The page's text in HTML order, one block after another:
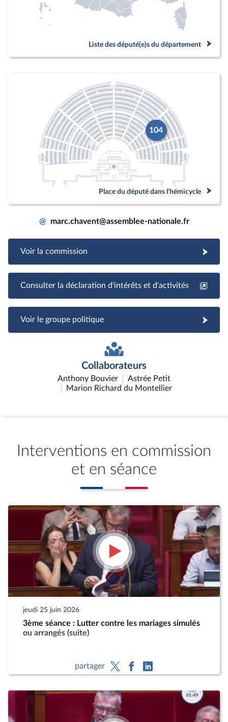
Liste des député(e)s du département
104
Place du député dans l'hémicycle
@ marc.chavent@assemblee-nationale.fr
Voir la commission
Consulter la déclaration d'intérêts et d'activités
Voir le groupe politique
Collaborateurs
Anthony Bouvier
Astrée Petit
Marion Richard du Montellier
Interventions en commission
et en séance
jeudi 25 juin 2026
3ème séance : Lutter contre les mariages simulés
ou arrangés (suite)
partager